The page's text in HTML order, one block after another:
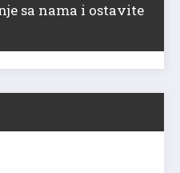
sa nama i ostavite